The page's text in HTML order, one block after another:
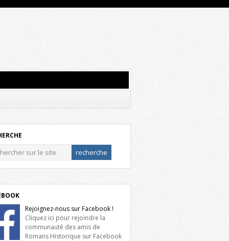
Rejoignez-nous sur Facebook !
Cliquez ici pour rejoindre la
communauté des amis de
Romans Historique sur Facebook